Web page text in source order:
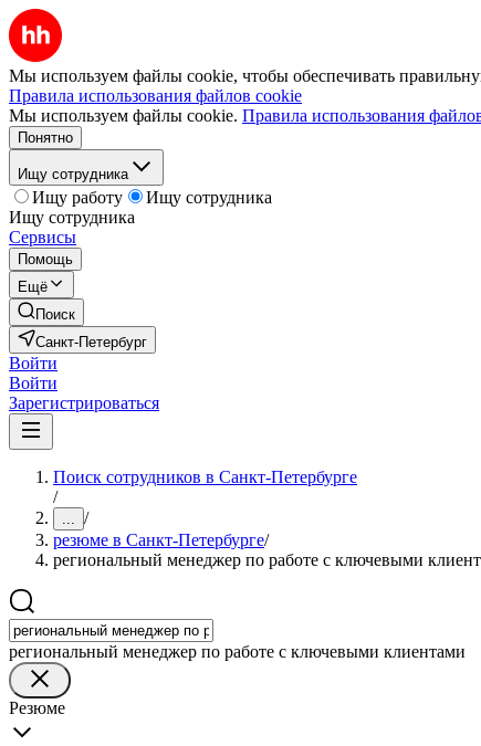
Мы используем файлы cookie, чтобы обеспечивать
Правила использования файлов cookie
Мы используем файлы cookie. Правила использования
Понятно
Ищу сотрудника
Ищу работу
Ищу сотрудника
Ищу сотрудника
Сервисы
Помощь
Ещё
Поиск
Санкт-Петербург
Войти
Войти
Зарегистрироваться
Поиск сотрудников в Санкт-Петербурге
/
... /
резюме в Санкт-Петербурге/
региональный менеджер по работе с ключевыми
региональный менеджер по работе с ключевыми клиентами
Резюме